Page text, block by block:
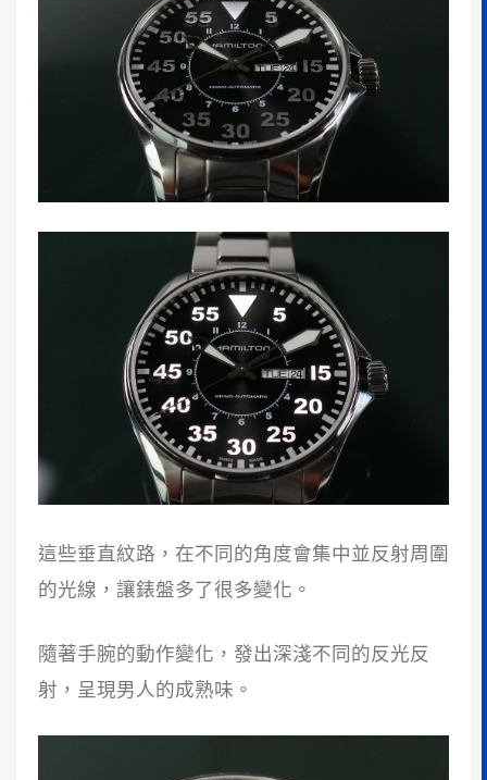
這些垂直紋路，在不同的角度會集中並反射周圍
的光線，讓錶盤多了很多變化。
隨著手腕的動作變化，發出深淺不同的反光反
射，呈現男人的成熟味。